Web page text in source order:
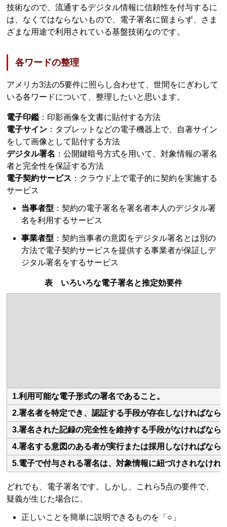
技術なので、流通するデジタル情報に信頼性を付与するに
は、なくてはならないもので、電子署名に留まらず、さま
ざまな用途で利用されている基盤技術なのです。
各ワードの整理
アメリカ3法の5要件に照らし合わせて、世間をにぎわして
いる各ワードについて、整理したいと思います。
電子印鑑 ：印影画像を文書に貼付する方法
電子サイン ：タブレットなどの電子機器上で、自著サイン
をして画像として貼付する方法
デジタル署名 ：公開鍵暗号方式を用いて、対象情報の署名
者と完全性を保証する方法
電子契約サービス ：クラウド上で電子的に契約を実施する
サービス
当事者型 ：契約の電子署名を署名者本人のデジタル署
名を利用するサービス
事業者型 ：契約当事者の意図をデジタル署名とは別の
方法で電子契約サービスを提供する事業者が保証しデ
ジタル署名をするサービス
表 いろいろな電子署名と推定効要件
1.利用可能な電子形式の署名であること。
2.署名者を特定でき、認証する手段が存在しなければなら
3.署名された記録の完全性を維持する手段がなければなら
4.署名する意図のある者が実行または採用しなければなら
5.電子で付与される署名は、対象情報に紐づけされなけれ
どれでも、電子署名です。しかし、これら5点の要件で、
疑義が生じた場合に、
正しいことを簡単に説明できるものを「○」